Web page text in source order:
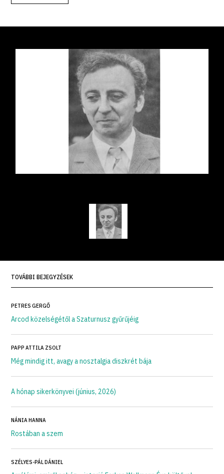
TOVÁBBI BEJEGYZÉSEK
PETRES GERGŐ
Arcod közelségétől a Szaturnusz gyűrűjéig
PAPP ATTILA ZSOLT
Még mindig itt, avagy a nosztalgia diszkrét bája
A hónap sikerkönyvei (június, 2026)
NÁNIA HANNA
Rostában a szem
SZÉLYES-PÁL DÁNIEL